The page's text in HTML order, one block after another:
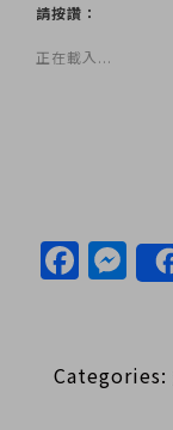
請按讚：
正在載入...
Categories: